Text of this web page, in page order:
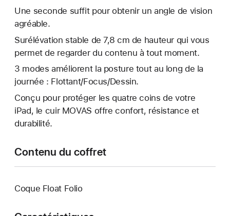
Une seconde suffit pour obtenir un angle de vision
agréable.
Surélévation stable de 7,8 cm de hauteur qui vous
permet de regarder du contenu à tout moment.
3 modes améliorent la posture tout au long de la
journée : Flottant/Focus/Dessin.
Conçu pour protéger les quatre coins de votre
iPad, le cuir MOVAS offre confort, résistance et
durabilité.
Contenu du coffret
Coque Float Folio